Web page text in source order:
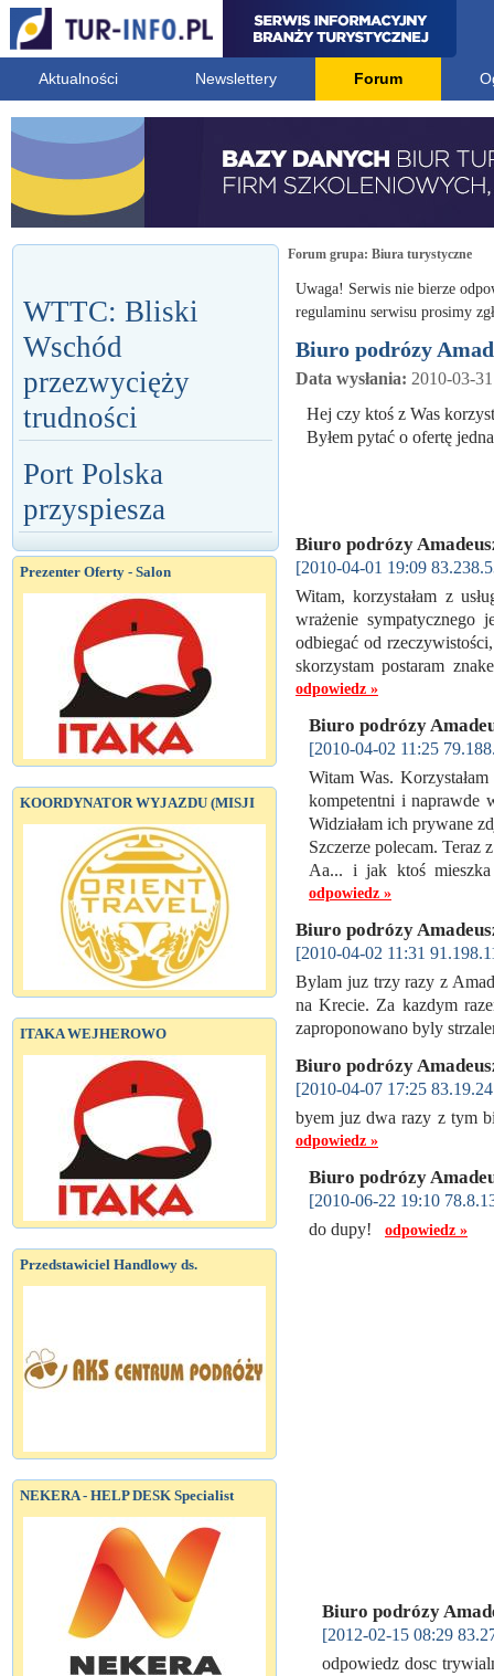
Aktualności Newslettery Forum
WTTC: Bliski
Wschód
przezwycięży
trudności
Port Polska
przyspiesza
Prezenter Oferty - Salon
KOORDYNATOR WYJAZDU (MISJI
ITAKA WEJHEROWO
Przedstawiciel Handlowy ds.
NEKERA - HELP DESK Specialist
Forum grupa: Biura turystyczne
Uwaga! Serwis nie bierze
regulaminu serwisu prosimy
Biuro podrózy
Data wysłania: 2010-03-
Hej czy ktoś z Was
Byłem pytać o ofertę
Biuro podrózy
[2010-04-01 19:09
Witam, korzystałam z
wrażenie sympatycznego
odbiegać od
skorzystam postaram
odpowiedz »
Biuro podrózy
[2010-04-02 11:25
Witam Was.
kompetentni i naprawde
Widziałam ich prywane
Szczerze polecam.
Aa... i jak ktoś
odpowiedz »
Biuro podrózy
[2010-04-02 11:31
Bylam juz trzy razy z
na Krecie. Za kazdym
zaproponowano byly
Biuro podrózy
[2010-04-07 17:25
byem juz dwa razy z tym
odpowiedz »
Biuro podrózy
[2010-06-22 19:10
do dupy! odpowiedz »
Biuro podrózy
[2012-02-15 08:29
odpowiedz dosc